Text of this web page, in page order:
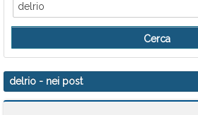
Eventi
Info Utili
Rubriche
Calendario
delrio - nei post